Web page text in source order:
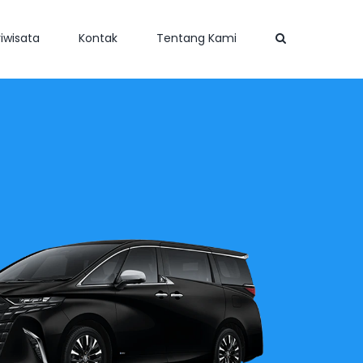
Kontak Tentang Kami